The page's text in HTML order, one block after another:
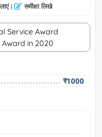
| समीक्षा लिखे
Service Award
in 2020
₹1000